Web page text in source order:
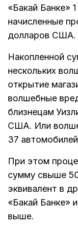
«Бакай Банке»
начисленные
долларов США.
Накопленной
нескольких
открытие
волшебные
близнецам
США. Или
37
При этом
сумму свыше
эквивалент в
«Бакай Банке»
выше.